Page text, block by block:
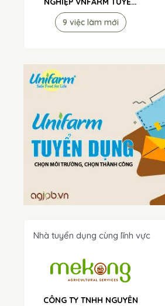
DỤNG
9 việc làm mới
Nhà tuyển dụng cùng lĩnh vực
CÔNG TY TNHH NGUYÊN